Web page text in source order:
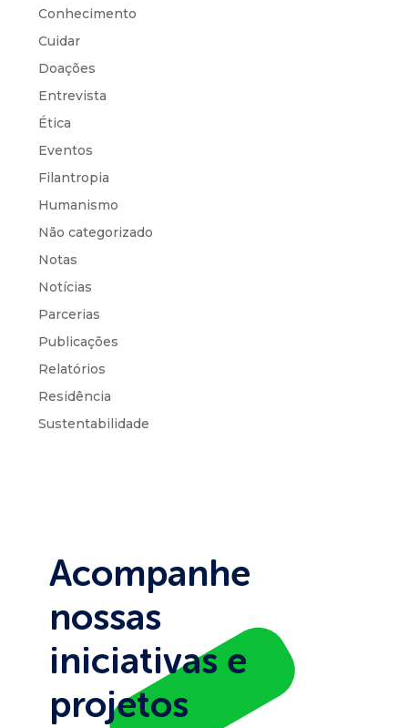
Conhecimento
Cuidar
Doações
Entrevista
Ética
Eventos
Filantropia
Humanismo
Não categorizado
Notas
Notícias
Parcerias
Publicações
Relatórios
Residência
Sustentabilidade
Acompanhe
nossas
iniciativas e
projetos